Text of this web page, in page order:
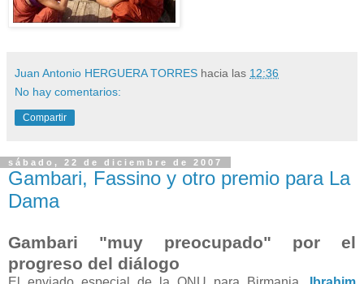
Juan Antonio HERGUERA TORRES hacia las 12:36
No hay comentarios:
Compartir
sábado, 22 de diciembre de 2007
Gambari, Fassino y otro premio para La
Dama
Gambari "muy preocupado" por el
progreso del diálogo